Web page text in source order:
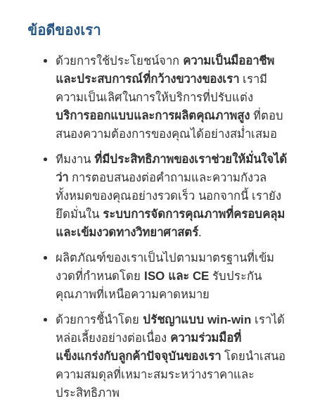
ข้อดีของเรา
ด้วยการใช้ประโยชน์จาก ความเป็นมืออาชีพ
และประสบการณ์ที่กว้างขวางของเรา เรามี
ความเป็นเลิศในการให้บริการที่ปรับแต่ง
บริการออกแบบและการผลิตคุณภาพสูง ที่ตอบ
สนองความต้องการของคุณได้อย่างสม่ำเสมอ
ทีมงานที่มีประสิทธิภาพของเราช่วยให้มั่นใจได้
ว่า การตอบสนองต่อคำถามและความกังวล
ทั้งหมดของคุณอย่างรวดเร็ว นอกจากนี้ เรายัง
ยึดมั่นใน ระบบการจัดการคุณภาพที่ครอบคลุม
และเข้มงวดทางวิทยาศาสตร์.
ผลิตภัณฑ์ของเราเป็นไปตามมาตรฐานที่เข้ม
งวดที่กำหนดโดย ISO และ CE รับประกัน
คุณภาพที่เหนือความคาดหมาย
ด้วยการชี้นำโดยปรัชญาแบบ win-win เราได้
หล่อเลี้ยงอย่างต่อเนื่อง ความร่วมมือที่
แข็งแกร่งกับลูกค้าปัจจุบันของเรา โดยนำเสนอ
ความสมดุลที่เหมาะสมระหว่างราคาและ
ประสิทธิภาพ